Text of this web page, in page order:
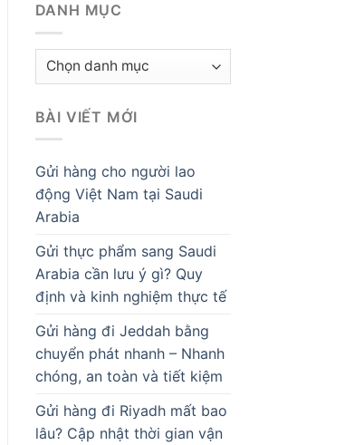
DANH MỤC
Danh
BÀI VIẾT MỚI
Gửi hàng cho người lao
động Việt Nam tại Saudi
Arabia
Gửi thực phẩm sang Saudi
Arabia cần lưu ý gì? Quy
định và kinh nghiệm thực tế
Gửi hàng đi Jeddah bằng
chuyển phát nhanh – Nhanh
chóng, an toàn và tiết kiệm
Gửi hàng đi Riyadh mất bao
lâu? Cập nhật thời gian vận